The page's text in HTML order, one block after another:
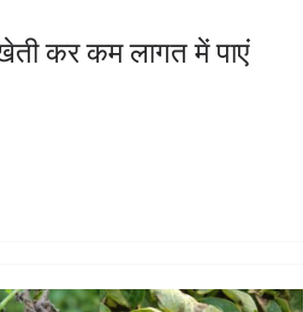
कर कम लागत में पाएं